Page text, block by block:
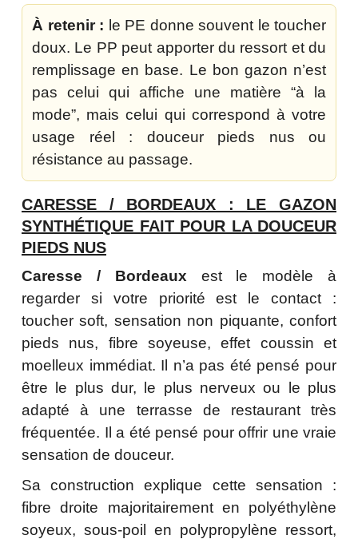
À retenir : le PE donne souvent le toucher
doux. Le PP peut apporter du ressort et du
remplissage en base. Le bon gazon n’est
pas celui qui affiche une matière “à la
mode”, mais celui qui correspond à votre
usage réel : douceur pieds nus ou
résistance au passage.
CARESSE / BORDEAUX : LE GAZON
SYNTHÉTIQUE FAIT POUR LA DOUCEUR
PIEDS NUS
Caresse / Bordeaux est le modèle à
regarder si votre priorité est le contact :
toucher soft, sensation non piquante, confort
pieds nus, fibre soyeuse, effet coussin et
moelleux immédiat. Il n’a pas été pensé pour
être le plus dur, le plus nerveux ou le plus
adapté à une terrasse de restaurant très
fréquentée. Il a été pensé pour offrir une vraie
sensation de douceur.
Sa construction explique cette sensation :
fibre droite majoritairement en polyéthylène
soyeux, sous-poil en polypropylène ressort,